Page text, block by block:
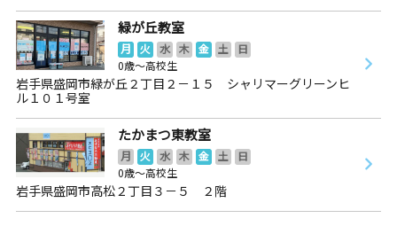
緑が丘教室
月 火 水 木 金 土
日
0歳～高校生
岩手県盛岡市緑が丘２丁目２－１５ シャリマーグリーンヒ
ル１０１号室
たかまつ東教室
月 火 水 木 金 土
日
0歳～高校生
岩手県盛岡市高松２丁目３－５ ２階